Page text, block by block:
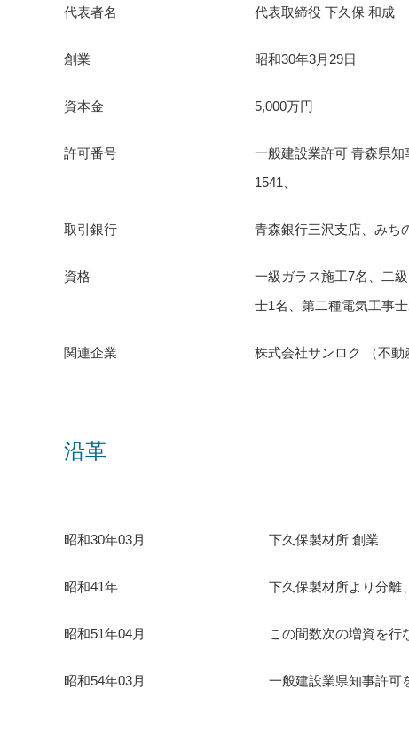
代表者名 代表取締役 下久保 和成
創業 昭和30年3月29日
資本金 5,000万円
許可番号
一般建設業許可 青森県
1541、
取引銀行 青森銀行三沢支店、みち
資格
一級ガラス施工7名、二
士1名、第二種電気工事
関連企業 株式会社サンロク （不動
沿革
昭和30年03月 下久保製材所 創業
昭和41年 下久保製材所より分離
昭和51年04月 この間数次の増資を行
昭和54年03月 一般建設業県知事許可